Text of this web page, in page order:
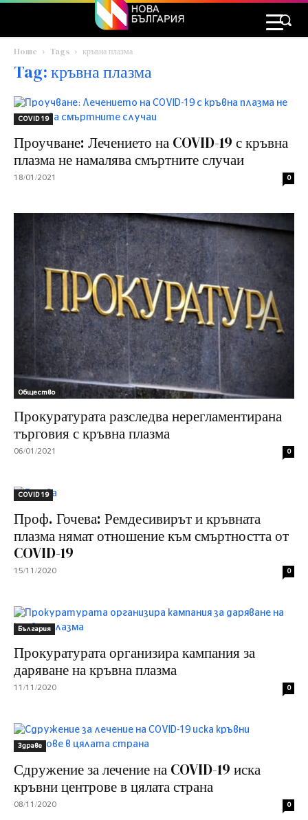
Home Tags кръвна плазма
Tag: кръвна плазма
COVID 19
Проучване: Лечението на COVID-19 с кръвна
плазма не намалява смъртните случаи
18/01/2021 0
Общество
Прокуратурата разследва нерегламентирана
търговия с кръвна плазма
06/01/2021 0
COVID 19
Проф. Гочева: Ремдесивирът и кръвната
плазма нямат отношение към смъртността от
COVID-19
15/11/2020 0
България
Прокуратурата организира кампания за
даряване на кръвна плазма
11/11/2020 0
Здраве
Сдружение за лечение на COVID-19 иска
кръвни центрове в цялата страна
08/11/2020 0